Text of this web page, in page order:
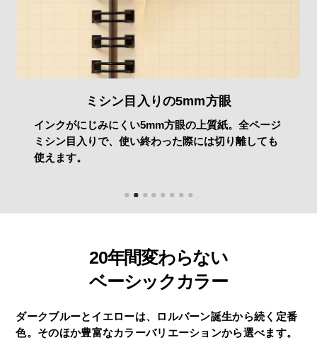
ミシン目入りの5mm方眼
インクがにじみにくい5mm方眼の上質紙。全ページ
ミシン目入りで、使い終わった際には切り離しても
使えます。
20年間変わらない
ベーシックカラー
ダークブルーとイエローは、ロルバーン誕生から続く定番
色。 そのほか豊富なカラーバリエーションから選べます。